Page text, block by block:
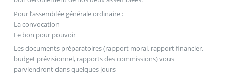
Pour l’assemblée générale ordinaire :
La convocation
Le bon pour pouvoir
Les documents préparatoires (rapport moral, rapport financier,
budget prévisionnel, rapports des commissions) vous
parviendront dans quelques jours